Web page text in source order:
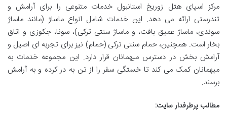
مرکز اسپای هتل زوریخ استانبول خدمات متنوعی را برای آرامش و
تندرستی ارائه می دهد. این خدمات شامل انواع ماساژ (مانند ماساژ
سوئدی، ماساژ عمیق بافت، و ماساژ سنتی ترکی)، سونا، جکوزی و اتاق
بخار است. همچنین، حمام سنتی ترکی (حمام) نیز برای تجربه ای اصیل و
آرامش بخش در دسترس میهمانان قرار دارد. این مجموعه خدمات به
میهمانان کمک می کند تا خستگی سفر را از تن به در کرده و به آرامش
برسند.
مطالب پرطرفدار سایت: